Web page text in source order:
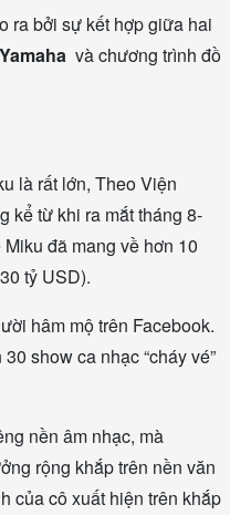
ra bởi sự kết hợp giữa hai
Yamaha và chương trình đồ
là rất lớn, Theo Viện
kể từ khi ra mắt tháng 8-
đã mang về hơn 10
tỷ USD).
hâm mộ trên Facebook.
show ca nhạc “cháy vé”
nền âm nhạc, mà
rộng khắp trên nền văn
của cô xuất hiện trên khắp